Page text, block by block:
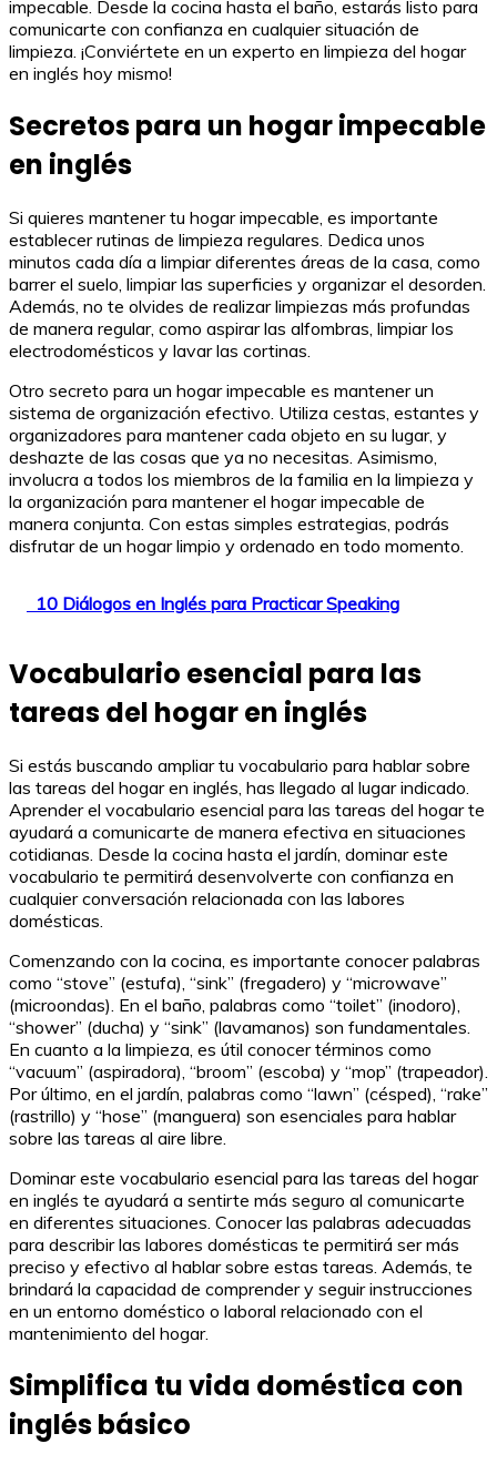
impecable. Desde la cocina hasta el baño, estarás listo para
comunicarte con confianza en cualquier situación de
limpieza. ¡Conviértete en un experto en limpieza del hogar
en inglés hoy mismo!
Secretos para un hogar impecable
en inglés
Si quieres mantener tu hogar impecable, es importante
establecer rutinas de limpieza regulares. Dedica unos
minutos cada día a limpiar diferentes áreas de la casa, como
barrer el suelo, limpiar las superficies y organizar el desorden.
Además, no te olvides de realizar limpiezas más profundas
de manera regular, como aspirar las alfombras, limpiar los
electrodomésticos y lavar las cortinas.
Otro secreto para un hogar impecable es mantener un
sistema de organización efectivo. Utiliza cestas, estantes y
organizadores para mantener cada objeto en su lugar, y
deshazte de las cosas que ya no necesitas. Asimismo,
involucra a todos los miembros de la familia en la limpieza y
la organización para mantener el hogar impecable de
manera conjunta. Con estas simples estrategias, podrás
disfrutar de un hogar limpio y ordenado en todo momento.
10 Diálogos en Inglés para Practicar Speaking
Vocabulario esencial para las
tareas del hogar en inglés
Si estás buscando ampliar tu vocabulario para hablar sobre
las tareas del hogar en inglés, has llegado al lugar indicado.
Aprender el vocabulario esencial para las tareas del hogar te
ayudará a comunicarte de manera efectiva en situaciones
cotidianas. Desde la cocina hasta el jardín, dominar este
vocabulario te permitirá desenvolverte con confianza en
cualquier conversación relacionada con las labores
domésticas.
Comenzando con la cocina, es importante conocer palabras
como “stove” (estufa), “sink” (fregadero) y “microwave”
(microondas). En el baño, palabras como “toilet” (inodoro),
“shower” (ducha) y “sink” (lavamanos) son fundamentales.
En cuanto a la limpieza, es útil conocer términos como
“vacuum” (aspiradora), “broom” (escoba) y “mop” (trapeador).
Por último, en el jardín, palabras como “lawn” (césped), “rake”
(rastrillo) y “hose” (manguera) son esenciales para hablar
sobre las tareas al aire libre.
Dominar este vocabulario esencial para las tareas del hogar
en inglés te ayudará a sentirte más seguro al comunicarte
en diferentes situaciones. Conocer las palabras adecuadas
para describir las labores domésticas te permitirá ser más
preciso y efectivo al hablar sobre estas tareas. Además, te
brindará la capacidad de comprender y seguir instrucciones
en un entorno doméstico o laboral relacionado con el
mantenimiento del hogar.
Simplifica tu vida doméstica con
inglés básico